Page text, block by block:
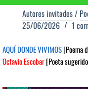
Autores invitados/
25/06/2026
1
AQUÍ DONDE VIVIMOS[Poema
Octavio Escobar[Poeta